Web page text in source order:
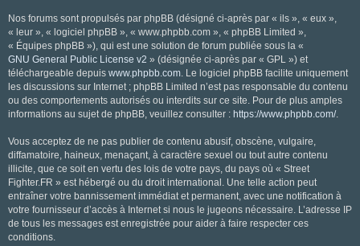
Nos forums sont propulsés par phpBB (désigné ci-après par « ils », « eux »,
« leur », « logiciel phpBB », « www.phpbb.com », « phpBB Limited »,
« Équipes phpBB »), qui est une solution de forum publiée sous la «
GNU General Public License v2 » (désignée ci-après par « GPL ») et
téléchargeable depuis www.phpbb.com. Le logiciel phpBB facilite uniquement
les discussions sur Internet ; phpBB Limited n’est pas responsable du contenu
ou des comportements autorisés ou interdits sur ce site. Pour de plus amples
informations au sujet de phpBB, veuillez consulter : https://www.phpbb.com/.
Vous acceptez de ne pas publier de contenu abusif, obscène, vulgaire,
diffamatoire, haineux, menaçant, à caractère sexuel ou tout autre contenu
illicite, que ce soit en vertu des lois de votre pays, du pays où « Street
Fighter.FR » est hébergé ou du droit international. Une telle action peut
entraîner votre bannissement immédiat et permanent, avec une notification à
votre fournisseur d’accès à Internet si nous le jugeons nécessaire. L’adresse IP
de tous les messages est enregistrée pour aider à faire respecter ces
conditions.